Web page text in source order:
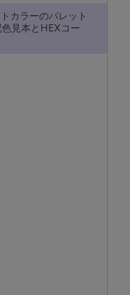
カラーのパレット
見本とHEXコー